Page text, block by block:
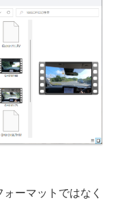
ーマットではなく